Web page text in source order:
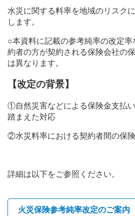
水災に関する料率を地域のリスク
します。
○本資料に記載の参考純率の改定
約者の方が契約される保険会社の
は異なります。
【改定の背景】
①自然災害などによる保険金支払
踏まえた対応
②水災料率における契約者間の保
詳細は以下をご参照ください。
火災保険参考純率改定のご案内
English
よくあるご質問